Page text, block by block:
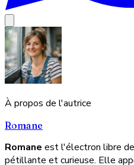
À propos de l'autrice
Romane
Romane est l'électron libre
pétillante et curieuse. Elle